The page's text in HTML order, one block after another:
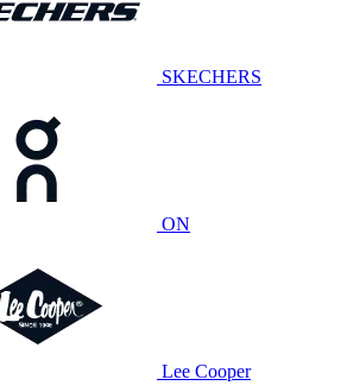
SKECHERS
ON
Lee Cooper